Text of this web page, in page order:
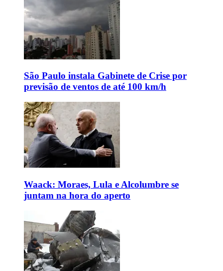
São Paulo instala Gabinete de Crise por
previsão de ventos de até 100 km/h
Waack: Moraes, Lula e Alcolumbre se
juntam na hora do aperto